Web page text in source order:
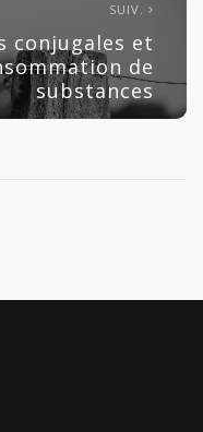
SUIV.
conjugales et
de
substances